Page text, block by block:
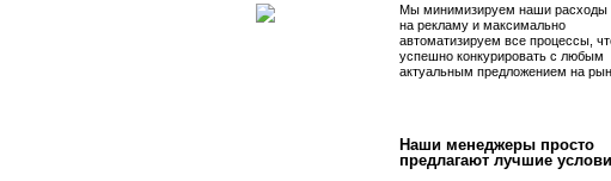
Мы минимизируем наши расходы
на рекламу и максимально
автоматизируем все процессы,
успешно конкурировать с любым
актуальным предложением на
Наши менеджеры просто
предлагают лучшие